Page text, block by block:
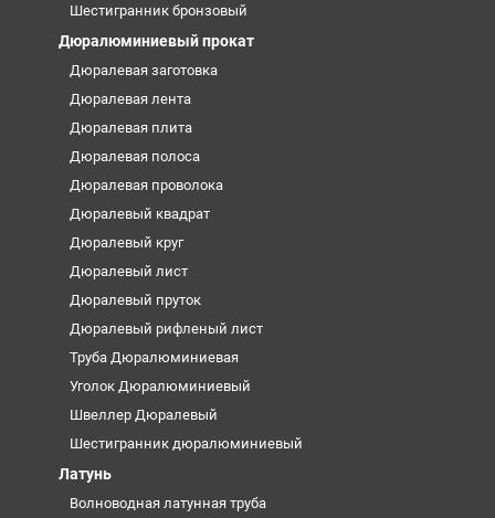
Шестигранник бронзовый
Дюралюминиевый прокат
Дюралевая заготовка
Дюралевая лента
Дюралевая плита
Дюралевая полоса
Дюралевая проволока
Дюралевый квадрат
Дюралевый круг
Дюралевый лист
Дюралевый пруток
Дюралевый рифленый лист
Труба Дюралюминиевая
Уголок Дюралюминиевый
Швеллер Дюралевый
Шестигранник дюралюминиевый
Латунь
Волноводная латунная труба